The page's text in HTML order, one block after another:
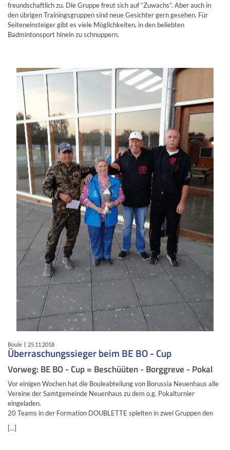
freundschaftlich zu. Die Gruppe freut sich auf “Zuwachs”. Aber auch in
den übrigen Trainingsgruppen sind neue Gesichter gern gesehen. Für
Seiteneinsteiger gibt es viele Möglichkeiten, in den beliebten
Badmintonsport hinein zu schnuppern.
Boule 25.11.2018
Überraschungssieger beim BE BO - Cup
Vorweg: BE BO - Cup = Beschüüten - Borggreve - Pokal
Vor einigen Wochen hat die Bouleabteilung von Borussia Neuenhaus alle
Vereine der Samtgemeinde Neuenhaus zu dem o.g. Pokalturnier
eingeladen.
20 Teams in der Formation DOUBLETTE spielten in zwei Gruppen den
[...]